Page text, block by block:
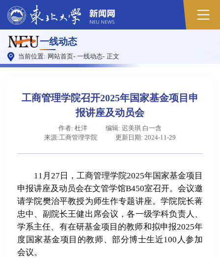
一线动态
当前位置: 网站首页- 一线动态- 正文
工商管理学院召开2025年国家基金项目申
报讲座及动员会
作者: 杜洋
编辑: 迟美琪 白一含
来源:工商管理学院
更新日期: 2024-11-29
11月27日，工商管理学院2025年国家基金项目
申报讲座及动员会在文管学馆B450室召开。会议邀
请学院樊治平教授为师生作专题讲座。学院院长蒋
忠中、副院长王健出席会议，各一级学科负责人、
学系主任、有在研基金项目的教师和拟申报2025年
度国家基金项目的教师、部分博士生近100人参加
会议。
原